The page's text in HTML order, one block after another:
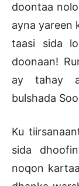
doontaa
ayna yareen
taasi sida
doonaan!
ay tahay
bulshada
Ku
sida
noqon